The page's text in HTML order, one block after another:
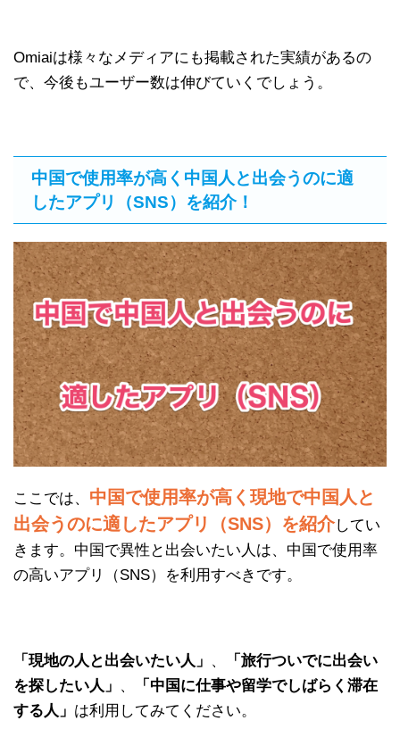
Omiaiは様々なメディアにも掲載された実績があるの
で、今後もユーザー数は伸びていくでしょう。
中国で使用率が高く中国人と出会うのに適
したアプリ（SNS）を紹介！
ここでは、 中国で使用率が高く現地で中国人と
出会うのに適したアプリ（SNS）を紹介してい
きます。中国で異性と出会いたい人は、中国で使用率
の高いアプリ（SNS）を利用すべきです。
「現地の人と出会いたい人」 、
「旅行ついでに出会い
を探したい人」 、
「中国に仕事や留学でしばらく滞在
する人」 は利用してみてください。